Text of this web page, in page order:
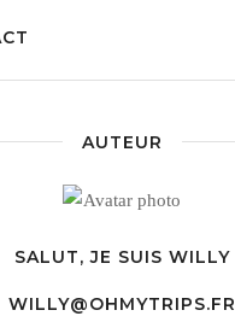
AUTEUR
SALUT, JE SUIS WILLY
WILLY@OHMYTRIPS.FR